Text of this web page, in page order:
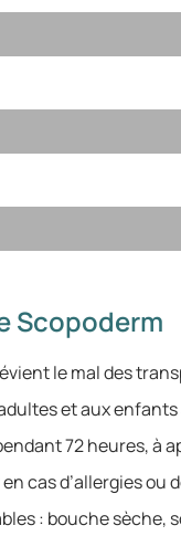
Scopoderm
le mal des
et aux enfants
72 heures, à
cas d’allergies ou
: bouche sèche,